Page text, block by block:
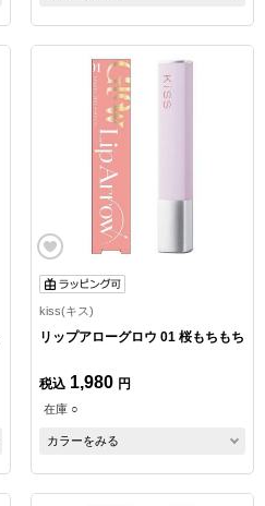
kiss(キス)
リップアローグロウ 01 桜もちもち
税込 1,980 円
在庫 ○
カラーをみる